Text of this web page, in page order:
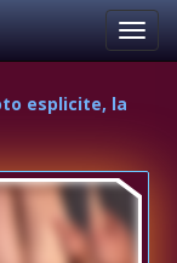
esplicite, la